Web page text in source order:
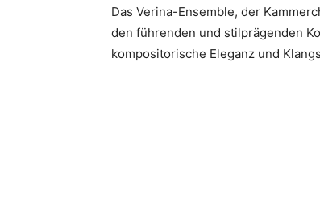
Das Verina-Ensemble, der
den führenden und stilprägenden
kompositorische Eleganz und